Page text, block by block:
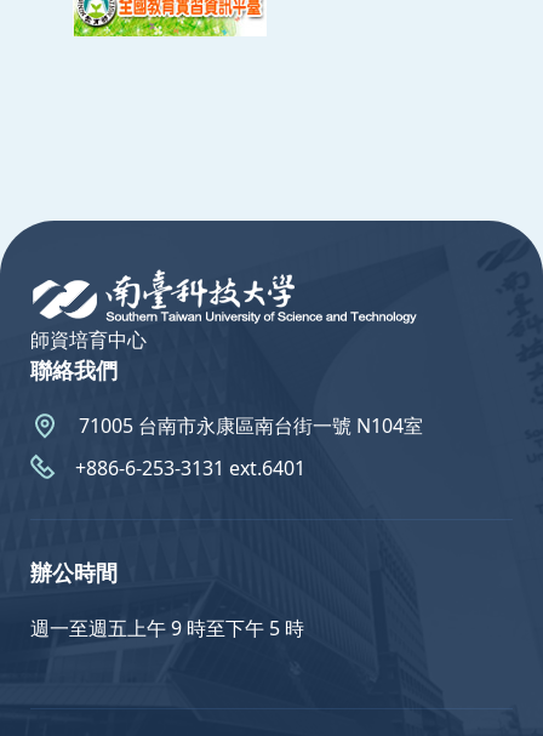
師資培育中心
聯絡我們
71005 台南市永康區南台街一號 N104室
+886-6-253-3131 ext.6401
辦公時間
週一至週五上午 9 時至下午 5 時